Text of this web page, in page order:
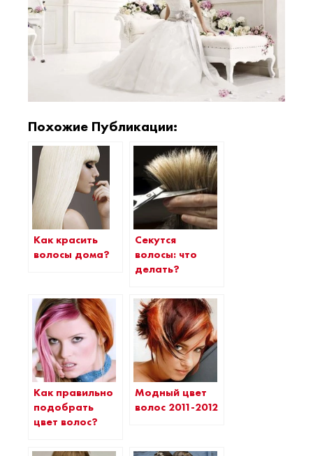
Похожие Публикации:
Как красить
волосы дома?
Секутся
волосы: что
делать?
Как правильно
подобрать
цвет волос?
Модный цвет
волос 2011-2012